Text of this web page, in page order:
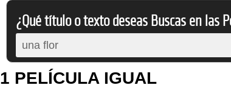
¿Qué título o texto deseas Buscas en las
1 PELÍCULA IGUAL